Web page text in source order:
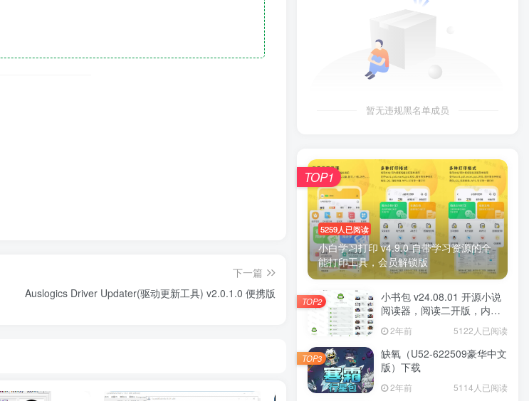
下一篇
Auslogics Driver Updater(驱动更新工具) v2.0.1.0 便携版
暂无违规黑名单成员
5259人已阅读
小白学习打印 v4.9.0 自带学习资源的全
能打印工具，会员解锁版
TOP1
小书包 v24.08.01 开源小说
阅读器，阅读二开版，内置
源小说
2年前 5122人已阅读
TOP2
缺氧（U52-622509豪华中文
版）下载
2年前 5114人已阅读
TOP3